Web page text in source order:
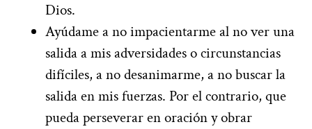
Dios.
Ayúdame a no impacientarme al no ver una
salida a mis adversidades o circunstancias
difíciles, a no desanimarme, a no buscar la
salida en mis fuerzas. Por el contrario, que
pueda perseverar en oración y obrar